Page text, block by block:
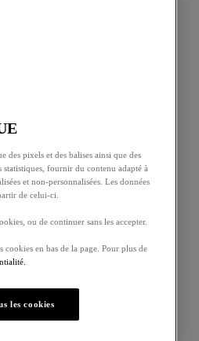
des pixels et des balises ainsi que des
fournir du contenu adapté à
et non-personnalisées. Les données
de celui-ci.
ou de continuer sans les accepter.
en bas de la page. Pour plus de
les cookies